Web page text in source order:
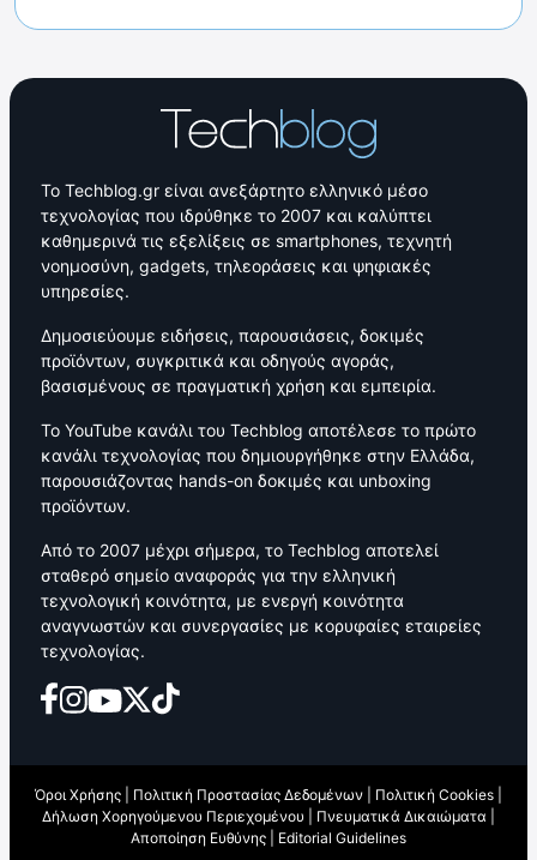
Το Techblog.gr είναι ανεξάρτητο ελληνικό μέσο
τεχνολογίας που ιδρύθηκε το 2007 και καλύπτει
καθημερινά τις εξελίξεις σε smartphones, τεχνητή
νοημοσύνη, gadgets, τηλεοράσεις και ψηφιακές
υπηρεσίες.
Δημοσιεύουμε ειδήσεις, παρουσιάσεις, δοκιμές
προϊόντων, συγκριτικά και οδηγούς αγοράς,
βασισμένους σε πραγματική χρήση και εμπειρία.
Το YouTube κανάλι του Techblog αποτέλεσε το πρώτο
κανάλι τεχνολογίας που δημιουργήθηκε στην Ελλάδα,
παρουσιάζοντας hands-on δοκιμές και unboxing
προϊόντων.
Από το 2007 μέχρι σήμερα, το Techblog αποτελεί
σταθερό σημείο αναφοράς για την ελληνική
τεχνολογική κοινότητα, με ενεργή κοινότητα
αναγνωστών και συνεργασίες με κορυφαίες εταιρείες
τεχνολογίας.
Όροι Χρήσης Πολιτική Προστασίας Δεδομένων Πολιτική Cookies
Δήλωση Χορηγούμενου Περιεχομένου
Πνευματικά Δικαιώματα
Αποποίηση Ευθύνης
Editorial Guidelines